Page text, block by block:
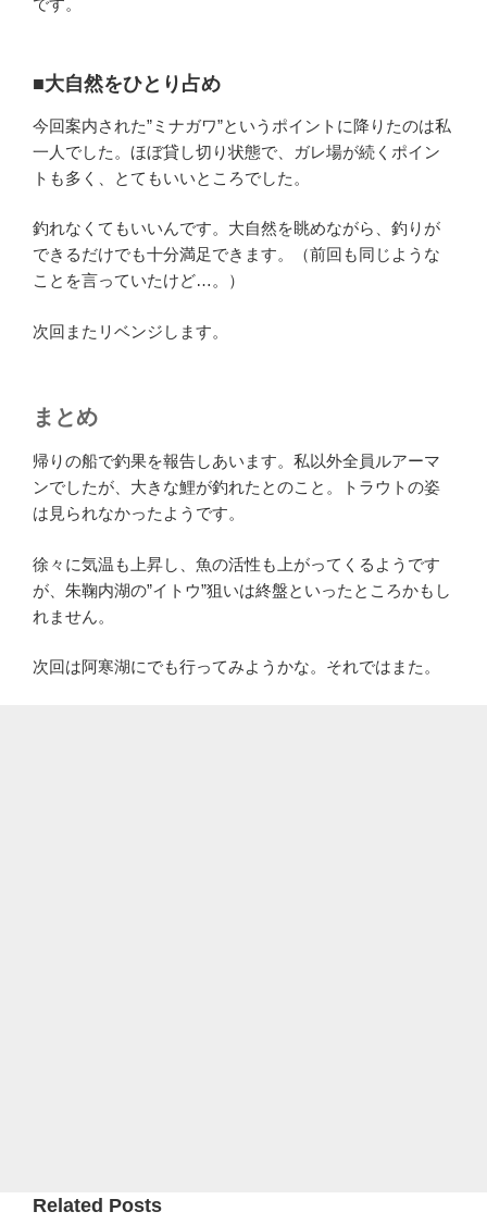
■大自然をひとり占め
今回案内された”ミナガワ”というポイントに降りたのは私
一人でした。ほぼ貸し切り状態で、ガレ場が続くポイン
トも多く、とてもいいところでした。
釣れなくてもいいんです。大自然を眺めながら、釣りが
できるだけでも十分満足できます。（前回も同じような
ことを言っていたけど…。）
次回またリベンジします。
まとめ
帰りの船で釣果を報告しあいます。私以外全員ルアーマ
ンでしたが、大きな鯉が釣れたとのこと。トラウトの姿
は見られなかったようです。
徐々に気温も上昇し、魚の活性も上がってくるようです
が、朱鞠内湖の”イトウ”狙いは終盤といったところかもし
れません。
次回は阿寒湖にでも行ってみようかな。それではまた。
Related Posts